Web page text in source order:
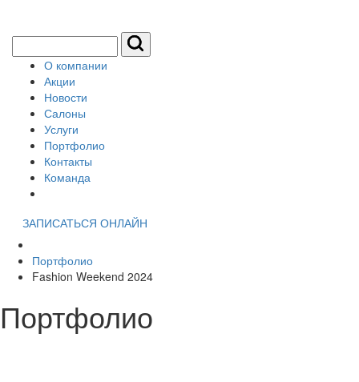
О компании
Акции
Новости
Салоны
Услуги
Портфолио
Контакты
Команда
ЗАПИСАТЬСЯ ОНЛАЙН
Портфолио
Fashion Weekend 2024
Портфолио